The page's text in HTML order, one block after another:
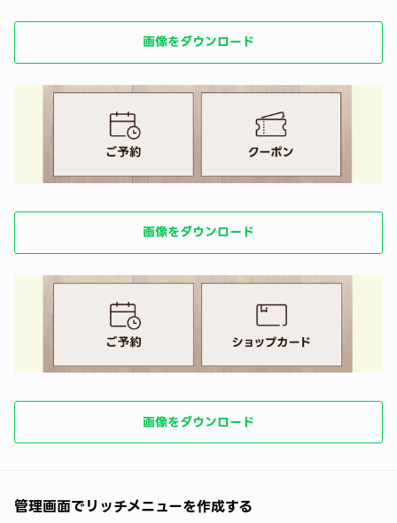
画像をダウンロード
画像をダウンロード
画像をダウンロード
管理画面でリッチメニューを作成する